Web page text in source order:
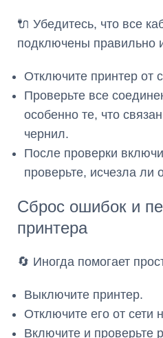
🔌 Убедитесь, что все
подключены правильно
Отключите принтер от
Проверьте все
особенно те, что
чернил.
После проверки
проверьте, исчезла ли
Сброс ошибок и
принтера
🔄 Иногда помогает
Выключите принтер.
Отключите его от сети
Включите и проверьте